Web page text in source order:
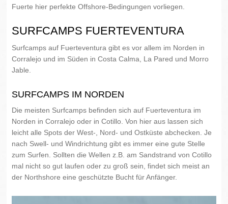
Fuerte hier perfekte Offshore-Bedingungen vorliegen.
SURFCAMPS FUERTEVENTURA
Surfcamps auf Fuerteventura gibt es vor allem im Norden in
Corralejo und im Süden in Costa Calma, La Pared und Morro
Jable.
SURFCAMPS IM NORDEN
Die meisten Surfcamps befinden sich auf Fuerteventura im
Norden in Corralejo oder in Cotillo. Von hier aus lassen sich
leicht alle Spots der West-, Nord- und Ostküste abchecken. Je
nach Swell- und Windrichtung gibt es immer eine gute Stelle
zum Surfen. Sollten die Wellen z.B. am Sandstrand von Cotillo
mal nicht so gut laufen oder zu groß sein, findet sich meist an
der Northshore eine geschützte Bucht für Anfänger.